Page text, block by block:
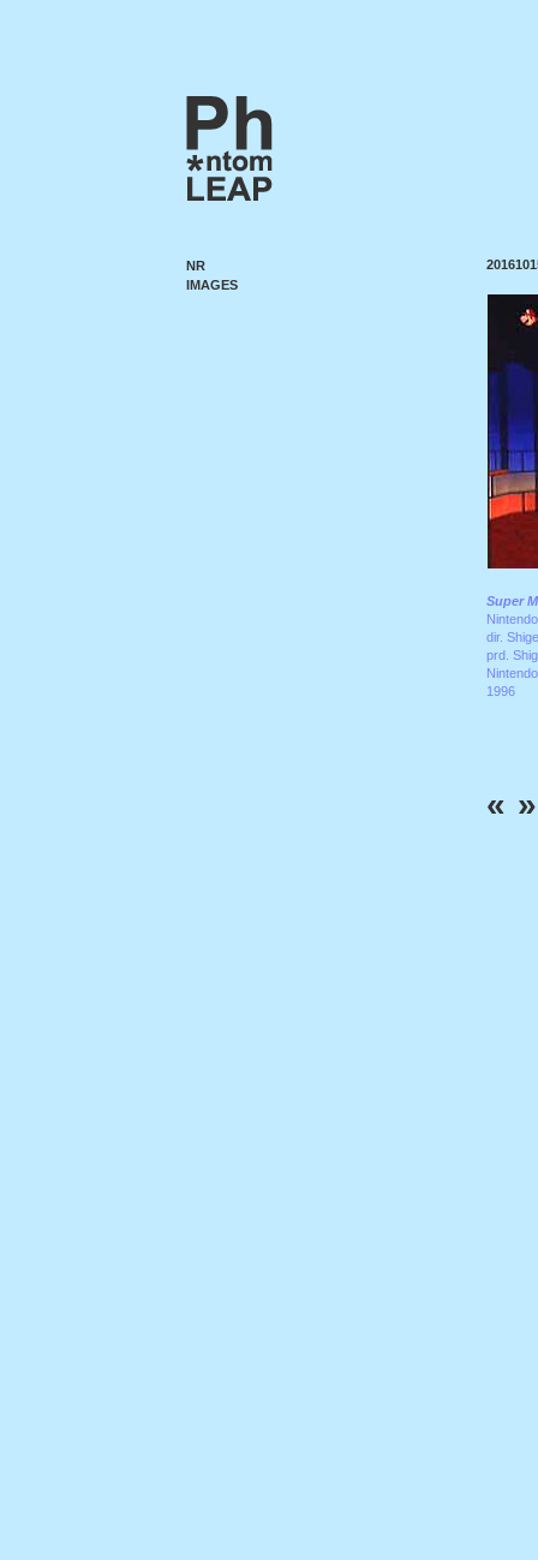
Super
dir.
prd.
1996
« »
NR
IMAGES